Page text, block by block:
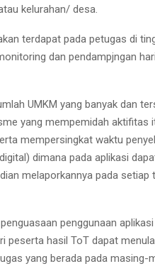
kelurahan/ desa.
terdapat pada petugas di
dan pendampjngan
UMKM yang banyak dan
yang mempemidah aktifitas
mempersingkat waktu
dimana pada aplikasi
melaporkannya pada setiap
penggunaan
peserta hasil ToT dapat
yang berada pada masing-